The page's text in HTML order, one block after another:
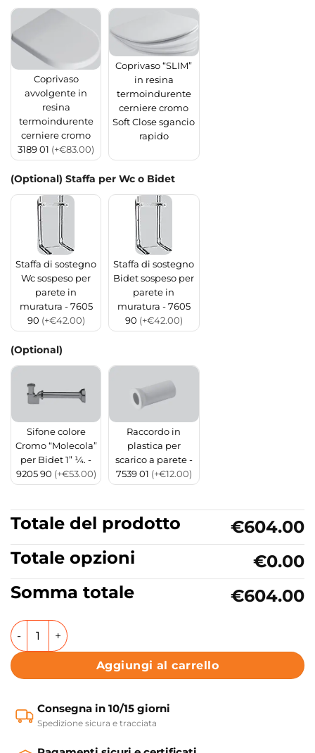
Coprivaso
avvolgente in
resina
termoindurente
cerniere cromo
3189 01 (+€83.00)
Coprivaso “SLIM”
in resina
termoindurente
cerniere cromo
Soft Close sgancio
rapido
(Optional) Staffa per Wc o Bidet
Staffa di sostegno
Wc sospeso per
parete in
muratura - 7605
90 (+€42.00)
Staffa di sostegno
Bidet sospeso per
parete in
muratura - 7605
90 (+€42.00)
(Optional)
Sifone colore
Cromo “Molecola”
per Bidet 1” ¼. -
9205 90 (+€53.00)
Raccordo in
plastica per
scarico a parete -
7539 01 (+€12.00)
Totale del prodotto
€604.00
Totale opzioni
€0.00
Somma totale
€604.00
Wc e bidet sospesi in ceramica 54 cm Serie Flo Kerasan
Aggiungi al carrello
Consegna in 10/15 giorni
Spedizione sicura e tracciata